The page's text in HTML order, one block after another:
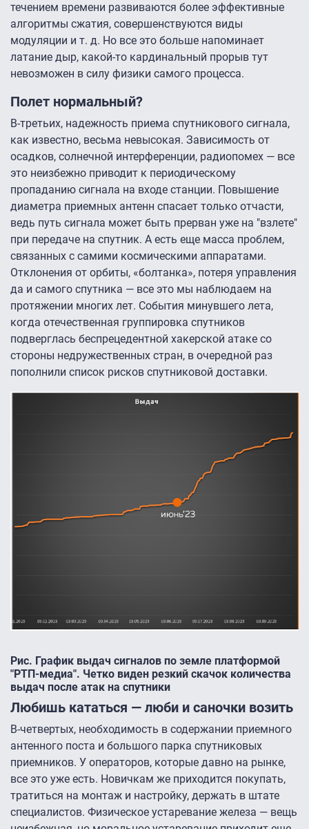
течением времени развиваются более эффективные
алгоритмы сжатия, совершенствуются виды
модуляции и т. д. Но все это больше напоминает
латание дыр, какой-то кардинальный прорыв тут
невозможен в силу физики самого процесса.
Полет нормальный?
В-третьих, надежность приема спутникового сигнала,
как известно, весьма невысокая. Зависимость от
осадков, солнечной интерференции, радиопомех — все
это неизбежно приводит к периодическому
пропаданию сигнала на входе станции. Повышение
диаметра приемных антенн спасает только отчасти,
ведь путь сигнала может быть прерван уже на "взлете"
при передаче на спутник. А есть еще масса проблем,
связанных с самими космическими аппаратами.
Отклонения от орбиты, «болтанка», потеря управления
да и cамого спутника — все это мы наблюдаем на
протяжении многих лет. События минувшего лета,
когда отечественная группировка спутников
подверглась беспрецедентной хакерской атаке со
стороны недружественных стран, в очередной раз
пополнили список рисков спутниковой доставки.
Рис. График выдач сигналов по земле платформой
"РТП-медиа". Четко виден резкий скачок количества
выдач после атак на спутники
Любишь кататься — люби и саночки возить
В-четвертых, необходимость в содержании приемного
антенного поста и большого парка спутниковых
приемников. У операторов, которые давно на рынке,
все это уже есть. Новичкам же приходится покупать,
тратиться на монтаж и настройку, держать в штате
специалистов. Физическое устаревание железа — вещь